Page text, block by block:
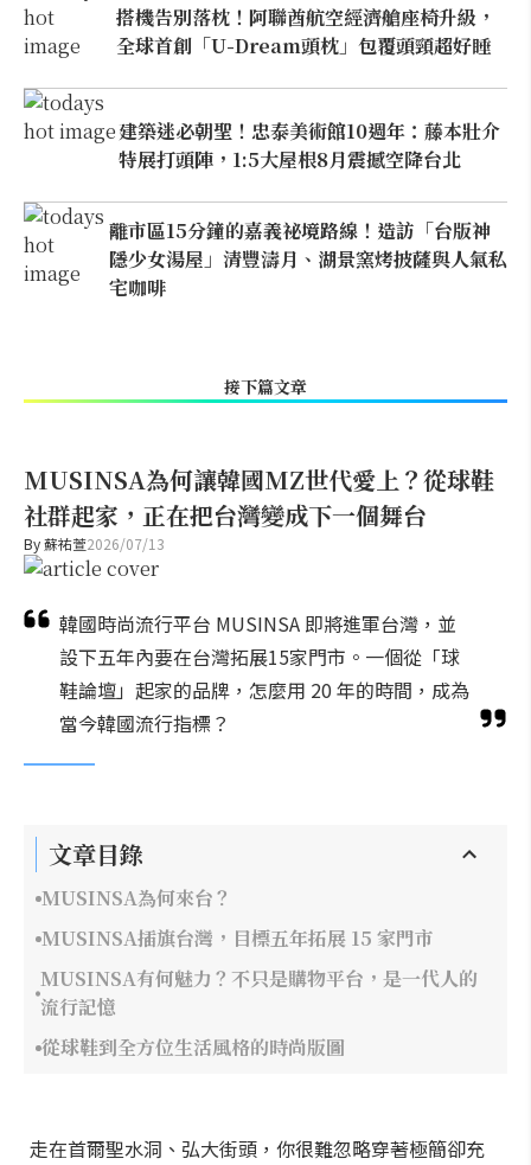
搭機告別落枕！阿聯酋航空經濟艙座椅升級，
全球首創「U-Dream頭枕」包覆頭頸超好睡
建築迷必朝聖！忠泰美術館10週年：藤本壯介
特展打頭陣，1:5大屋根8月震撼空降台北
離市區15分鐘的嘉義祕境路線！造訪「台版神
隱少女湯屋」清豐濤月、湖景窯烤披薩與人氣私
宅咖啡
接下篇文章
MUSINSA為何讓韓國MZ世代愛上？從球鞋
社群起家，正在把台灣變成下一個舞台
By蘇祐萱2026/07/13
韓國時尚流行平台 MUSINSA 即將進軍台灣，並
設下五年內要在台灣拓展15家門市。一個從「球
鞋論壇」起家的品牌，怎麼用 20 年的時間，成為
當今韓國流行指標？
文章目錄
MUSINSA為何來台？
MUSINSA插旗台灣，目標五年拓展 15 家門市
MUSINSA有何魅力？不只是購物平台，是一代人的
流行記憶
從球鞋到全方位生活風格的時尚版圖
走在首爾聖水洞、弘大街頭，你很難忽略穿著極簡卻充